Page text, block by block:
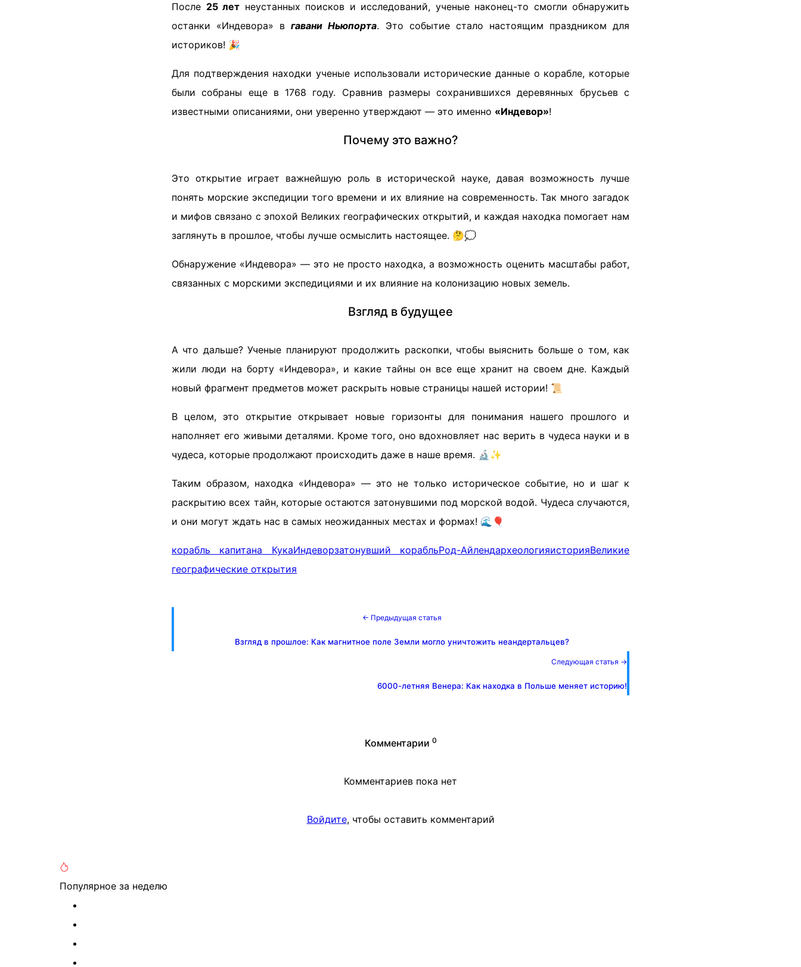
После 25 лет неустанных поисков и исследований, ученые наконец-то смогли обнаружить
останки «Индевора» вгавани Ньюпорта. Это событие стало настоящим праздником для
историков! 🎉
Для подтверждения находки ученые использовали исторические данные о корабле, которые
были собраны еще в 1768 году. Сравнив размеры сохранившихся деревянных брусьев с
известными описаниями, они уверенно утверждают — это именно «Индевор»!
Почему это важно?
Это открытие играет важнейшую роль в исторической науке, давая возможность лучше
понять морские экспедиции того времени и их влияние на современность. Так много загадок
и мифов связано с эпохой Великих географических открытий, и каждая находка помогает нам
заглянуть в прошлое, чтобы лучше осмыслить настоящее. 🤔💭
Обнаружение «Индевора» — это не просто находка, а возможность оценить масштабы работ,
связанных с морскими экспедициями и их влияние на колонизацию новых земель.
Взгляд в будущее
А что дальше? Ученые планируют продолжить раскопки, чтобы выяснить больше о том, как
жили люди на борту «Индевора», и какие тайны он все еще хранит на своем дне. Каждый
новый фрагмент предметов может раскрыть новые страницы нашей истории! 📜
В целом, это открытие открывает новые горизонты для понимания нашего прошлого и
наполняет его живыми деталями. Кроме того, оно вдохновляет нас верить в чудеса науки и в
чудеса, которые продолжают происходить даже в наше время. 🔬✨
Таким образом, находка «Индевора» — это не только историческое событие, но и шаг к
раскрытию всех тайн, которые остаются затонувшими под морской водой. Чудеса случаются,
и они могут ждать нас в самых неожиданных местах и формах! 🌊🎈
корабль капитана КукаИндеворзатонувший корабльРод-АйлендархеологияисторияВеликие
географические открытия
← Предыдущая статья
Взгляд в прошлое: Как магнитное поле Земли могло уничтожить неандертальцев?
Следующая статья →
6000-летняя Венера: Как находка в Польше меняет историю!
Комментарии 0
Комментариев пока нет
Войдите, чтобы оставить комментарий
Популярное за неделю